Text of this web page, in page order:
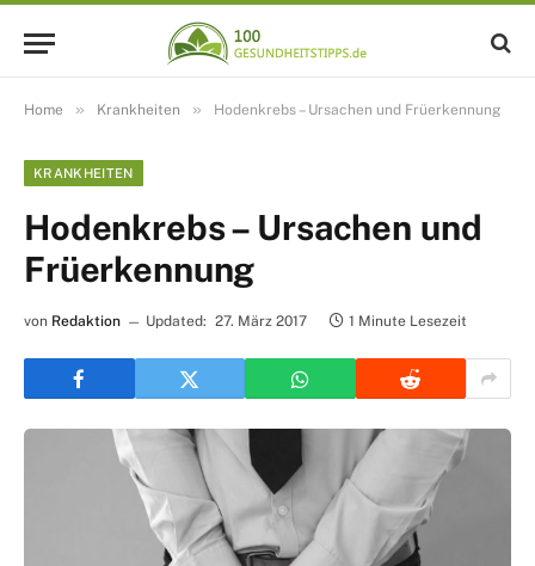
Home » Krankheiten » Hodenkrebs – Ursachen und Früerkennung
KRANKHEITEN
Hodenkrebs – Ursachen und
Früerkennung
von Redaktion Updated: 27. März 2017 1 Minute Lesezeit